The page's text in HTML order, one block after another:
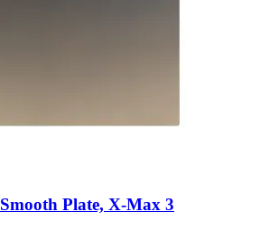
Smooth Plate, X-​Max 3